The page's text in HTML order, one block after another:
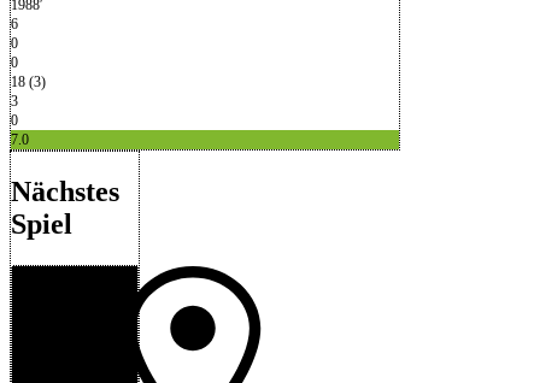
1988′
6
0
0
18 (3)
3
0
7.0
Nächstes
Spiel